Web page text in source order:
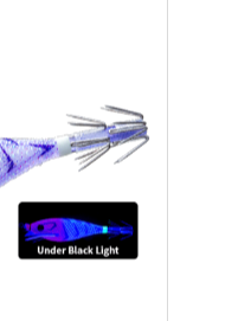
risiede nella combinazione
un'attrazione visiva elevata
grazie alla sua galleggiabilità,